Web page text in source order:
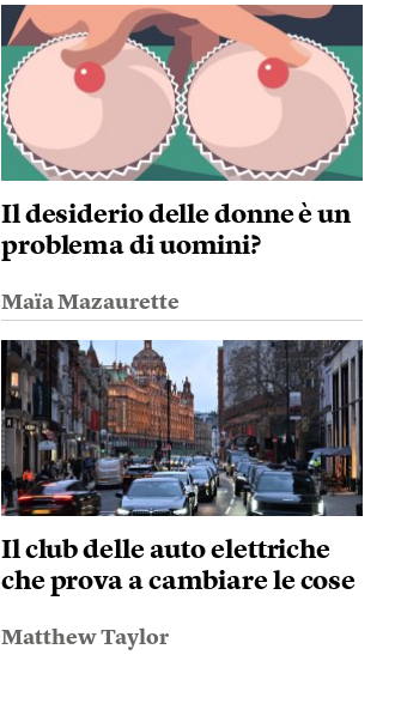
Il desiderio delle donne è un
problema di uomini?
Maïa Mazaurette
Il club delle auto elettriche
che prova a cambiare le cose
Matthew Taylor